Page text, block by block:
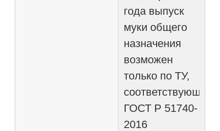
года выпуск
муки общего
назначения
возможен
только по ТУ,
соответствующим
ГОСТ Р 51740-
2016